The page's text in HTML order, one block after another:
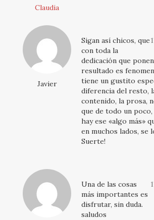
Claudia
Javier
Sigan así chicos, que
con toda la
dedicación que
resultado es
tiene un gustito
diferencia del resto,
contenido, la prosa,
que de todo un
hay ese «algo más»
en muchos lados, se
Suerte!
Una de las cosas
más importantes es
disfrutar, sin duda.
saludos